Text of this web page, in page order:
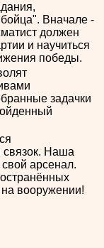
Вначале -
должен
и научиться
победы.
задачки
связок. Наша
арсенал.
вооружении!